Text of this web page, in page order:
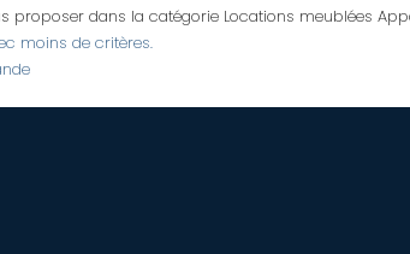
proposer dans la catégorie Locations meublées
moins de critères.